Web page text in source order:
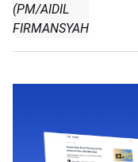
(PM/AIDIL
FIRMANSYAH).